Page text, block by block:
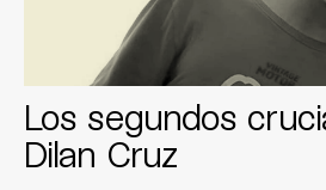
Los segundos
Dilan Cruz